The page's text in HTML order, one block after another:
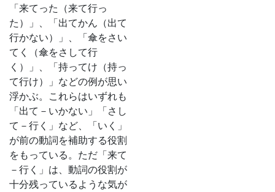
「来てった（来て行っ
た）」、「出てかん（出て
行かない）」、「傘をさい
てく（傘をさして行
く）」、「持ってけ（持っ
て行け）」などの例が思い
浮かぶ。これらはいずれも
「出て－いかない」「さし
て－行く」など、「いく」
が前の動詞を補助する役割
をもっている。ただ「来て
－行く」は、動詞の役割が
十分残っているような気が